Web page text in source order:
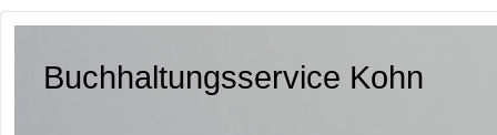
Buchhaltungsservice Kohn